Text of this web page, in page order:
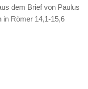
dem Brief von Paulus
in Römer 14,1-15,6